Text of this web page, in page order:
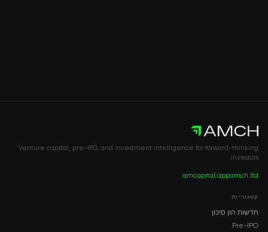
Venture capital, pre-IPO, and investment intelligence for forward-thinking
investors.
amch.ltd
amcapital.app
קטגוריות
חדשות הון סיכון
Pre-IPO